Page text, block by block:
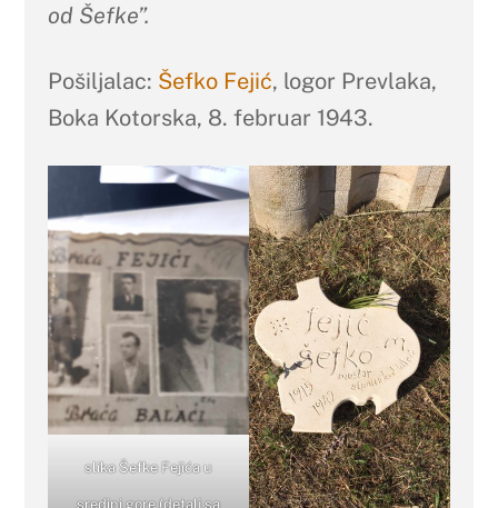
od Šefke”.
Pošiljalac: Šefko Fejić, logor Prevlaka,
Boka Kotorska, 8. februar 1943.
slika Šefke Fejića u
sredini gore (detalj sa